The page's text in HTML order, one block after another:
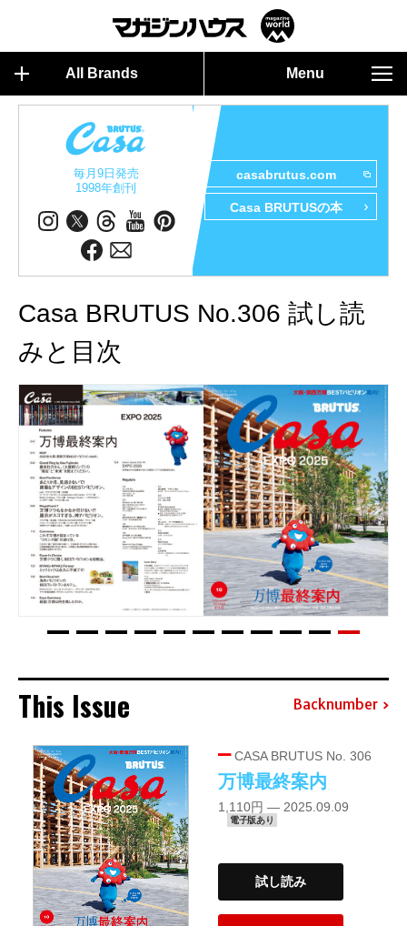
All Brands Menu
毎月9日発売
1998年創刊
casabrutus.com
Casa BRUTUSの本
Casa BRUTUS No.306 試し読
みと目次
This Issue Backnumber
CASA BRUTUS No. 306
万博最終案内
1,110円 — 2025.09.09
電子版あり
試し読み